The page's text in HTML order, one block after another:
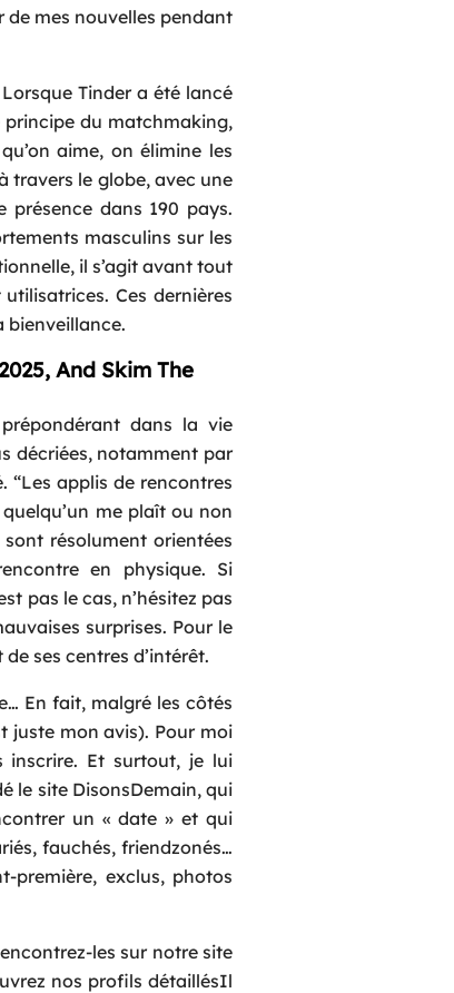
de mes nouvelles pendant
Tinder a été lancé
du matchmaking,
aime, on élimine les
travers le globe, avec une
dans 190 pays.
masculins sur les
il s’agit avant tout
Ces dernières
bienveillance.
And Skim The
dans la vie
décriées, notamment par
applis de rencontres
me plaît ou non
résolument orientées
en physique. Si
pas le cas, n’hésitez pas
surprises. Pour le
ses centres d’intérêt.
En fait, malgré les côtés
juste mon avis). Pour moi
inscrire. Et surtout, je lui
le site DisonsDemain, qui
un « date » et qui
fauchés, friendzonés…
première, exclus, photos
les sur notre site
nos profils détaillésIl